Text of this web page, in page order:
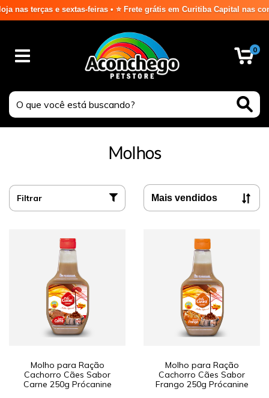
e sextas-feiras • ⭐ Frete grátis em Curitiba Capital nas compras
0
Molhos
Filtrar
Molho para Ração
Cachorro Cães Sabor
Carne 250g Prócanine
Molho para Ração
Cachorro Cães Sabor
Frango 250g Prócanine